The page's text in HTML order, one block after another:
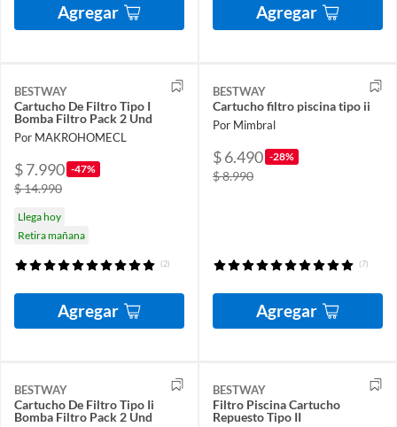
Agregar Agregar
BESTWAY
Cartucho De Filtro Tipo I
Bomba Filtro Pack 2 Und
Por MAKROHOMECL
$ 7.990 -47%
$ 14.990
Llega hoy
Retira mañana
(2)
Agregar
BESTWAY
Cartucho filtro piscina tipo ii
Por Mimbral
$ 6.490 -28%
$ 8.990
(7)
Agregar
BESTWAY
Cartucho De Filtro Tipo Ii
Bomba Filtro Pack 2 Und
BESTWAY
Filtro Piscina Cartucho
Repuesto Tipo II